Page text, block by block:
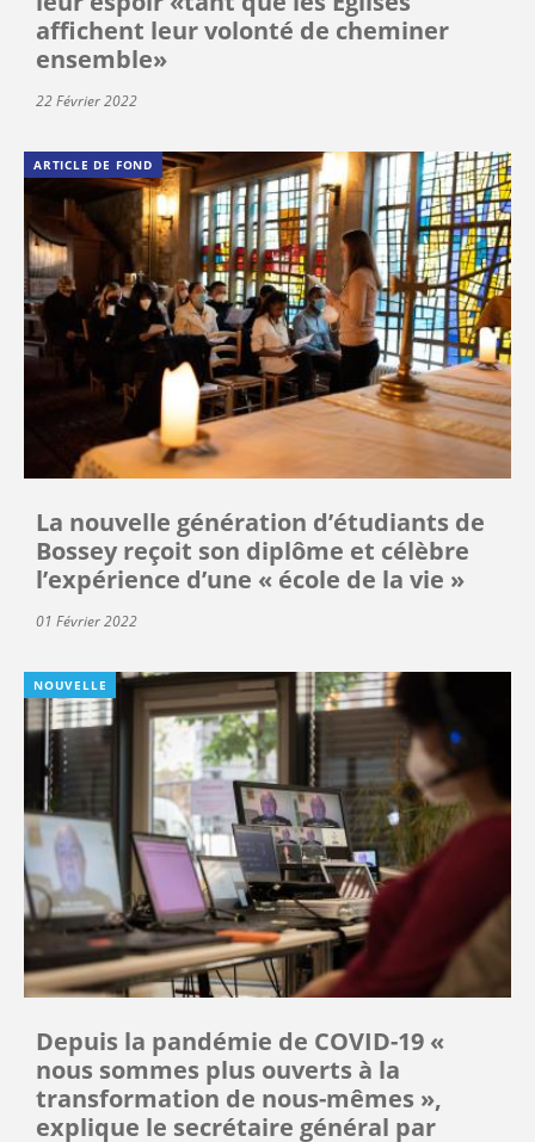
affichent leur volonté de cheminer
ensemble»
22 Février 2022
ARTICLE DE FOND
La nouvelle génération d’étudiants de
Bossey reçoit son diplôme et célèbre
l’expérience d’une « école de la vie »
01 Février 2022
NOUVELLE
Depuis la pandémie de COVID-19 «
nous sommes plus ouverts à la
transformation de nous-mêmes »,
explique le secrétaire général par